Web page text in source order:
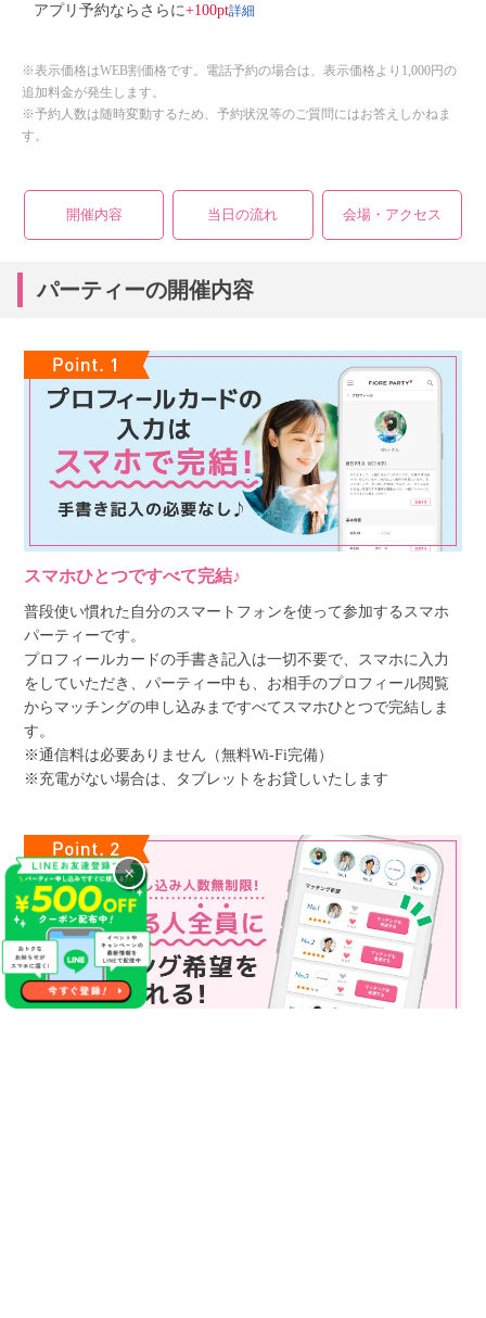
アプリ予約ならさらに+100pt詳細
※表示価格はWEB割価格です。電話予約の場合は、表示価格より1,000円の
追加料金が発生します。
※予約人数は随時変動するため、予約状況等のご質問にはお答えしかねま
す。
開催内容 当日の流れ 会場・アクセス
パーティーの開催内容
スマホひとつですべて完結♪
普段使い慣れた自分のスマートフォンを使って参加するスマホ
パーティーです。
プロフィールカードの手書き記入は一切不要で、スマホに入力
をしていただき、パーティー中も、お相手のプロフィール閲覧
からマッチングの申し込みまですべてスマホひとつで完結しま
す。
※通信料は必要ありません（無料Wi-Fi完備）
※充電がない場合は、タブレットをお貸しいたします
×